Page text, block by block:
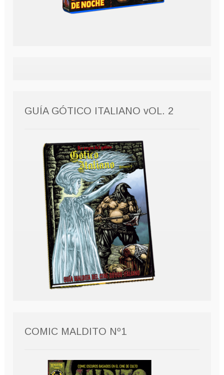
GUÍA GÓTICO ITALIANO vOL. 2
COMIC MALDITO Nº1